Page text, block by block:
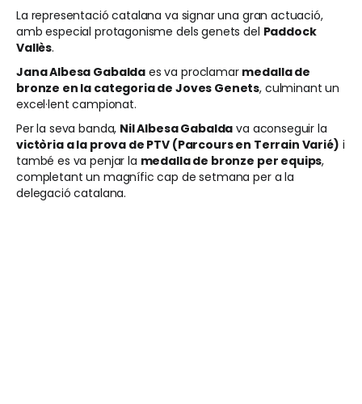
La representació catalana va signar una gran actuació,
amb especial protagonisme dels genets del Paddock
Vallès.
Jana Albesa Gabalda es va proclamar medalla de
bronze en la categoria de Joves Genets, culminant un
excel·lent campionat.
Per la seva banda, Nil Albesa Gabalda va aconseguir la
victòria a la prova de PTV (Parcours en Terrain Varié) i
també es va penjar la medalla de bronze per equips,
completant un magnífic cap de setmana per a la
delegació catalana.